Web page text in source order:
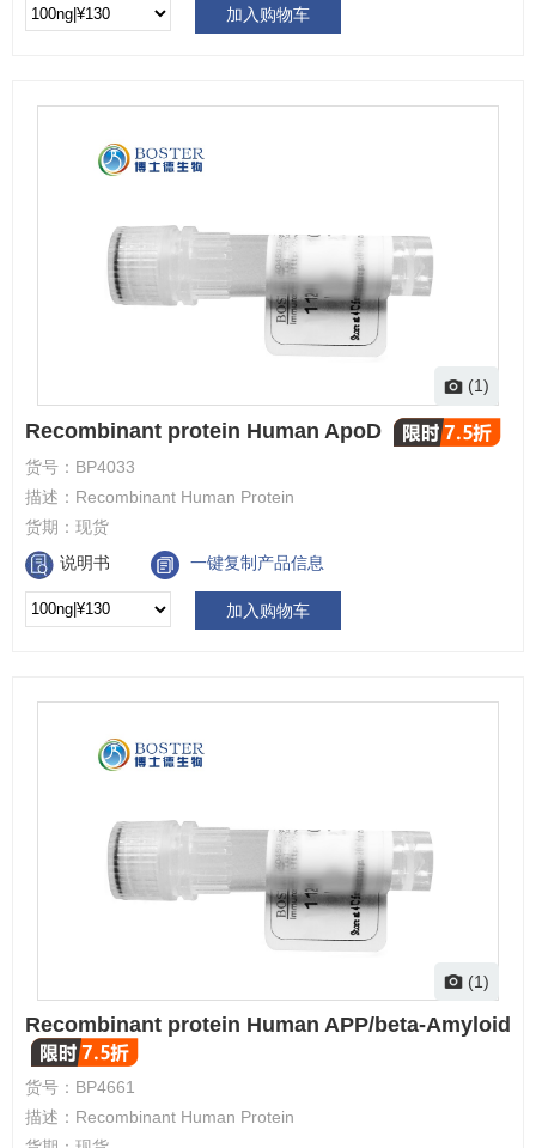
加入购物车
(1)
Recombinant protein Human ApoD
货号： BP4033
描述： Recombinant Human Protein
货期： 现货
说明书
一键复制产品信息
加入购物车
(1)
Recombinant protein Human APP/beta-Amyloid
货号： BP4661
描述： Recombinant Human Protein